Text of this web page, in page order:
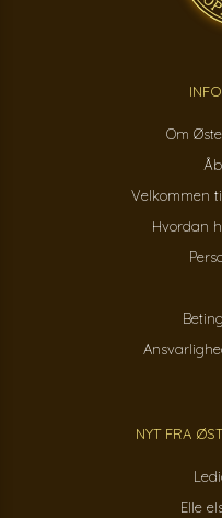
Om
Velkommen
Hvordan
NYT FRA
Elle